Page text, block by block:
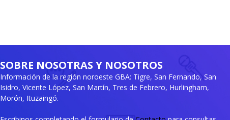
SOBRE NOSOTRAS Y NOSOTROS
Información de la región noroeste GBA: Tigre, San Fernando, San
Isidro, Vicente López, San Martín, Tres de Febrero, Hurlingham,
Morón, Ituzaingó.